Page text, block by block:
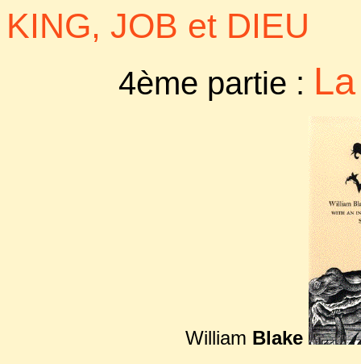
KING, JOB et DIEU
4ème partie :
William Blake